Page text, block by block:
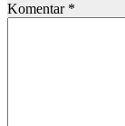
Komentar *